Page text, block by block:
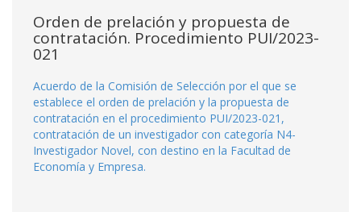
Orden de prelación y propuesta de
contratación. Procedimiento PUI/2023-
021
Acuerdo de la Comisión de Selección por el que se
establece el orden de prelación y la propuesta de
contratación en el procedimiento PUI/2023-021,
contratación de un investigador con categoría N4-
Investigador Novel, con destino en la Facultad de
Economía y Empresa.